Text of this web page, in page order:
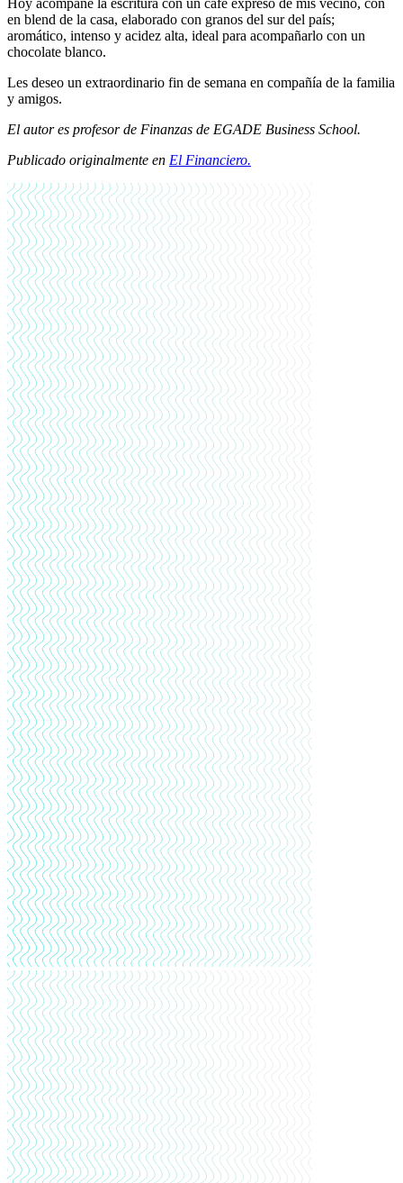
Hoy acompañé la escritura con un café expreso de mis vecino, con
en blend de la casa, elaborado con granos del sur del país;
aromático, intenso y acidez alta, ideal para acompañarlo con un
chocolate blanco.
Les deseo un extraordinario fin de semana en compañía de la familia
y amigos.
El autor es profesor de Finanzas de EGADE Business School.
Publicado originalmente en El Financiero.